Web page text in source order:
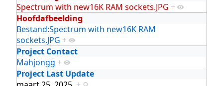
Spectrum with new16K RAM sockets.JPG +
Hoofdafbeelding
Bestand:Spectrum with new16K RAM
sockets.JPG +
Project Contact
Mahjongg +
Project Last Update